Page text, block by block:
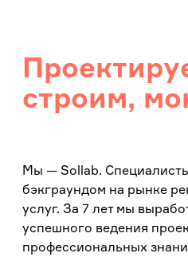
строим,
Мы — Sollab.
бэкграундом на рынке
услуг. За 7 лет мы
успешного ведения
профессиональных